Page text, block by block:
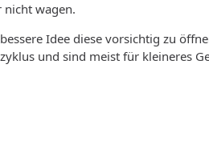
nicht wagen.
Idee diese vorsichtig zu
und sind meist für kleineres